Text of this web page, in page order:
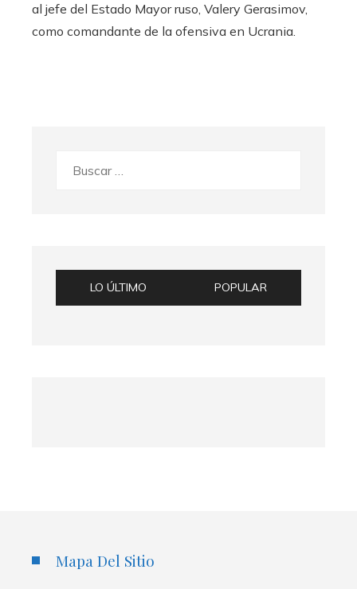
al jefe del Estado Mayor ruso, Valery Gerasimov,
como comandante de la ofensiva en Ucrania.
LO ÚLTIMO POPULAR
Mapa Del Sitio